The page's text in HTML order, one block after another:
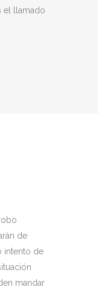
el llamado
de
intento de
mandar